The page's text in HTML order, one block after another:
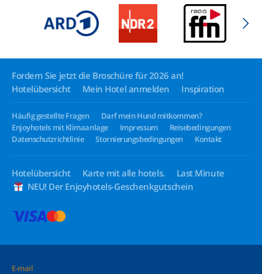
Fordern Sie jetzt die Broschüre für 2026 an!
Hotelübersicht
Mein Hotel anmelden Inspiration
Häufig gestellte Fragen
Darf mein Hund mitkommen?
Enjoyhotels mit Klimaanlage
Impressum
Reisebedingungen
Datenschutzrichtlinie
Stornierungsbedingungen Kontakt
Hotelübersicht Karte mit alle hotels.
Last Minute
NEU! Der Enjoyhotels-Geschenkgutschein
E-mail